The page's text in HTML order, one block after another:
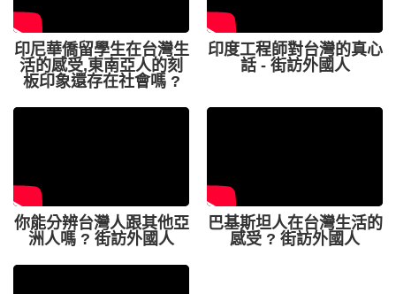
印尼華僑留學生在台灣生
活的感受,東南亞人的刻
板印象還存在社會嗎 ?
印度工程師對台灣的真心
話 - 街訪外國人
你能分辨台灣人跟其他亞
洲人嗎 ? 街訪外國人
巴基斯坦人在台灣生活的
感受 ? 街訪外國人